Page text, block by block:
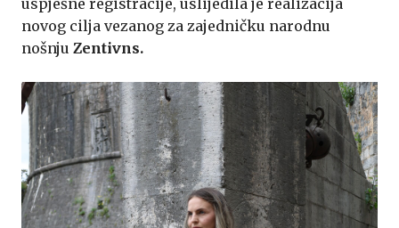
uspješne registracije, uslijedila je realizacija
novog cilja vezanog za zajedničku narodnu
nošnju Zentivns.